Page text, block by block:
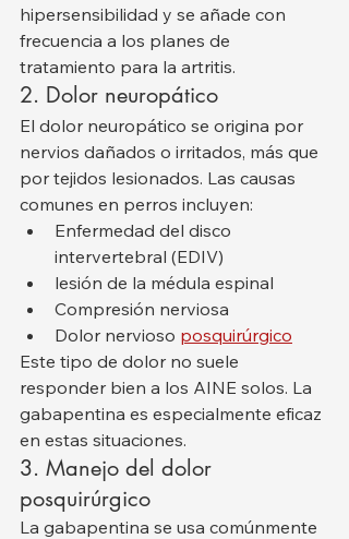
hipersensibilidad y se añade con
frecuencia a los planes de
tratamiento para la artritis.
2. Dolor neuropático
El dolor neuropático se origina por
nervios dañados o irritados, más que
por tejidos lesionados. Las causas
comunes en perros incluyen:
Enfermedad del disco
intervertebral (EDIV)
lesión de la médula espinal
Compresión nerviosa
Dolor nervioso posquirúrgico
Este tipo de dolor no suele
responder bien a los AINE solos. La
gabapentina es especialmente eficaz
en estas situaciones.
3. Manejo del dolor
posquirúrgico
La gabapentina se usa comúnmente